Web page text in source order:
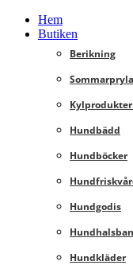
Hem
Butiken
Berikning
Hundbädd
Hundböcker
Hundgodis
Hundkläder